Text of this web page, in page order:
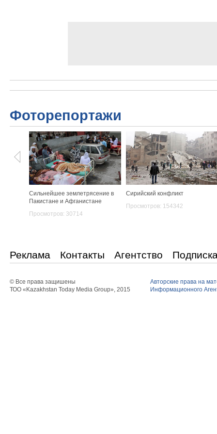
Фоторепортажи
Сильнейшее землетрясение в
Пакистане и Афганистане
Просмотров: 30714
Сирийский конфликт
Просмотров: 154342
Реклама Контакты Агентство
© Все права защишены
ТОО «Kazakhstan Today Media Group», 2015
Авторские права на
Информационного